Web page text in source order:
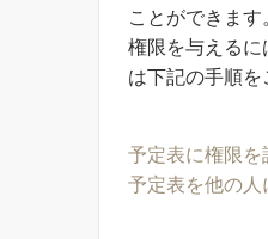
ことができます。
権限を与える
は下記の手順を
予定表に権限を
予定表を他の